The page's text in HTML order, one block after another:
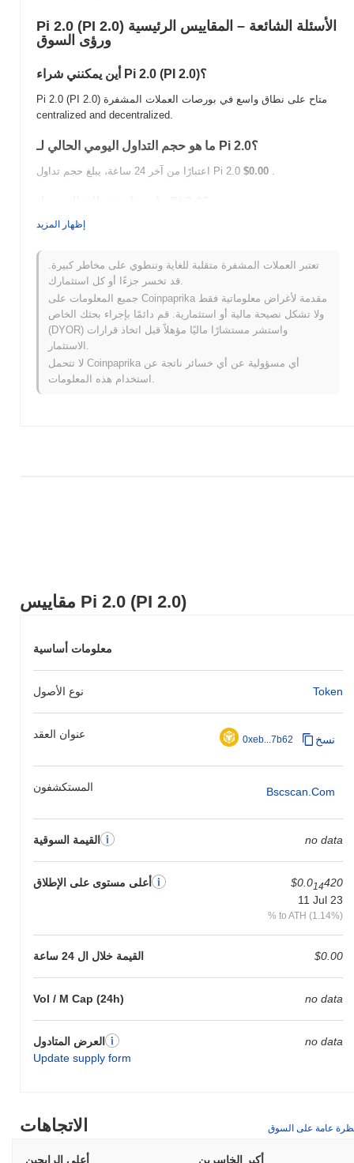
مقاييس Pi 2.0 (PI 2.0)
معلومات أساسية
نوع الأصول Token
عنوان العقد 0xeb...7b62 نسخ
المستكشفون Bscscan.com
القيمة السوقية no data
أعلى مستوى على الإطلاق $0.014420
11 Jul 23
% to ATH (1.14%)
القيمة خلال ال 24 ساعة $0.00
Vol / M Cap (24h) no data
العرض المتادول
Update supply form
no data
Pi 2.0 (PI 2.0) الأسئلة الشائعة – المقاييس الرئيسية
ورؤى السوق
أين يمكنني شراء Pi 2.0 (PI 2.0)؟
Pi 2.0 (PI 2.0) متاح على نطاق واسع في بورصات العملات المشفرة
centralized and decentralized.
ما هو حجم التداول اليومي الحالي لـ Pi 2.0؟
اعتبارًا من آخر 24 ساعة، يبلغ حجم تداول Pi 2.0 $0.00 .
Pi 2.0 يتم تداوله حاليًا بنسبة
كيف يعمل Pi 2.0 مقارنة بسوق العملات المشفرة الأوسع؟
0.00%
، متأخرًا عن سوق
. يشير هذا
إظهار المزيد
تعتبر العملات المشفرة متقلبة للغاية وتنطوي على مخاطر كبيرة.
قد تخسر جزءًا أو كل استثمارك.
جميع المعلومات على Coinpaprika مقدمة لأغراض معلوماتية فقط
ولا تشكل نصيحة مالية أو استثمارية. قم دائمًا بإجراء بحثك الخاص
(DYOR) واستشر مستشارًا ماليًا مؤهلاً قبل اتخاذ قرارات
لا تتحمل Coinpaprika أي مسؤولية عن أي خسائر ناتجة عن
الاتجاهات عامة على السوق
أعلى الرابحين أكبر الخاسرين